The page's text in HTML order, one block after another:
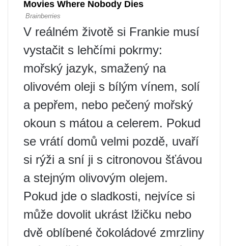
V reálném životě si Frankie musí
vystačit s lehčími pokrmy:
mořský jazyk, smažený na
olivovém oleji s bílým vínem, solí
a pepřem, nebo pečený mořský
okoun s mátou a celerem. Pokud
se vrátí domů velmi pozdě, uvaří
si rýži a sní ji s citronovou šťávou
a stejným olivovým olejem.
Pokud jde o sladkosti, nejvíce si
může dovolit ukrást lžičku nebo
dvě oblíbené čokoládové zmrzliny